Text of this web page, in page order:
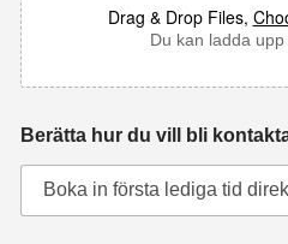
Drag & Drop Files,
Du kan ladda upp
Berätta hur du vill bli